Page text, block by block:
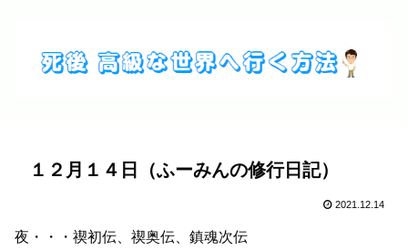
１２月１４日（ふーみんの修行日記）
2021.12.14
夜・・・禊初伝、禊奥伝、鎮魂次伝